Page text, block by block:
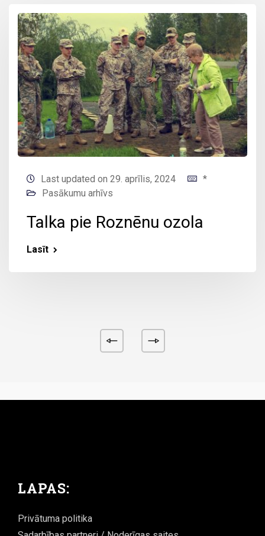
Last updated on 29. aprīlis, 2024
*
Pasākumu arhīvs
Talka pie Roznēnu ozola
Lasīt
LAPAS:
Privātuma politika